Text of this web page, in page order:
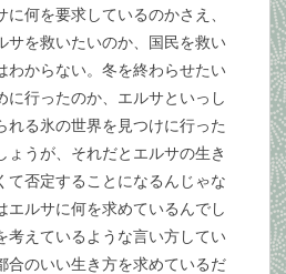
何を要求しているのかさえ、
サを救いたいのか、国民を救い
わからない。冬を終わらせたい
に行ったのか、エルサといっし
れる氷の世界を見つけに行った
ょうが、それだとエルサの生き
て否定することになるんじゃな
ルサに何を求めているんでし
えているような言い方してい
合のいい生き方を求めているだ